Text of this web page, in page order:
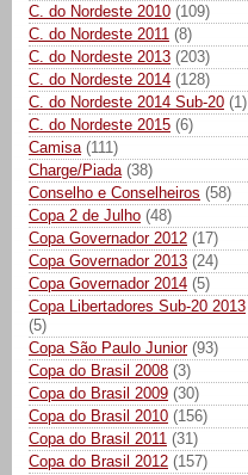
C. do Nordeste 2010 (109)
C. do Nordeste 2011 (8)
C. do Nordeste 2013 (203)
C. do Nordeste 2014 (128)
C. do Nordeste 2014 Sub-20 (1)
C. do Nordeste 2015 (6)
Camisa (111)
Charge/Piada (38)
Conselho e Conselheiros (58)
Copa 2 de Julho (48)
Copa Governador 2012 (17)
Copa Governador 2013 (24)
Copa Governador 2014 (5)
Copa Libertadores Sub-20 2013
(5)
Copa São Paulo Junior (93)
Copa do Brasil 2008 (3)
Copa do Brasil 2009 (30)
Copa do Brasil 2010 (156)
Copa do Brasil 2011 (31)
Copa do Brasil 2012 (157)